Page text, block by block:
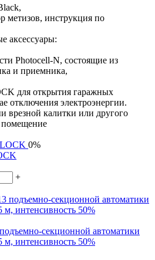
метизов, инструкция по
аксессуары:
Photocell-N, состоящие из
и приемника,
для открытия гаражных
отключения электроэнергии.
врезной калитки или другого
помещение
0%
+
секционной автоматики
м, интенсивность 50%